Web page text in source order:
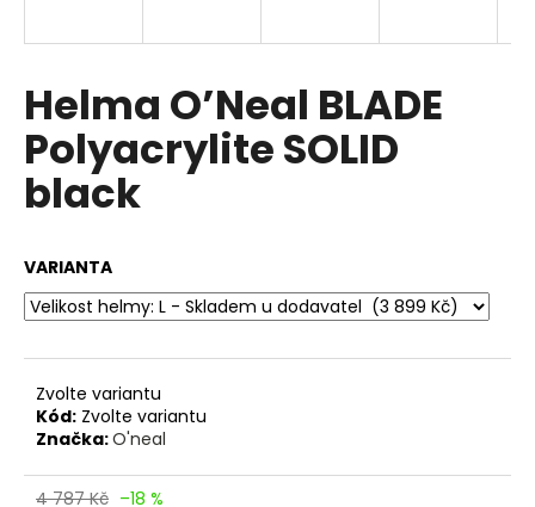
Helma O’Neal BLADE
Polyacrylite SOLID
black
VARIANTA
Zvolte variantu
Kód: Zvolte variantu
Značka:O'neal
4 787 Kč –18 %
í
t
?
D
o
p
r